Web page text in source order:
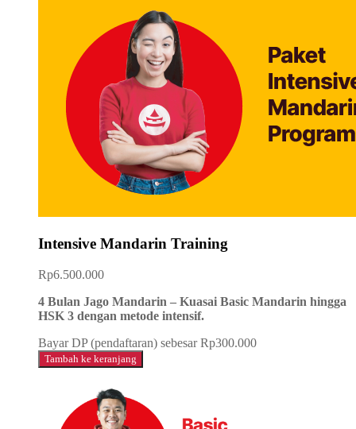
Intensive Mandarin Training
Rp6.500.000
4 Bulan Jago Mandarin – Kuasai Basic Mandarin hingga
HSK 3 dengan metode intensif.
Bayar DP (pendaftaran) sebesarRp300.000
Tambah ke keranjang